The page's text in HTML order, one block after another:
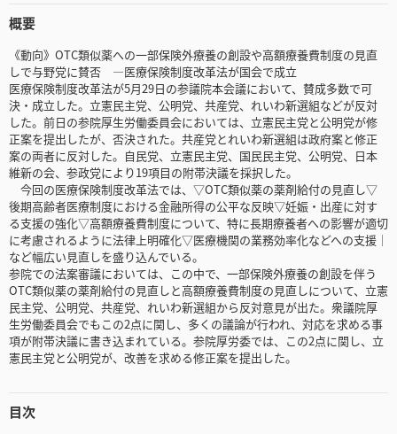
概要
《動向》OTC類似薬への一部保険外療養の創設や高額療養費制度の見直
しで与野党に賛否 ―医療保険制度改革法が国会で成立
医療保険制度改革法が5月29日の参議院本会議において、賛成多数で可
決・成立した。立憲民主党、公明党、共産党、れいわ新選組などが反対
した。前日の参院厚生労働委員会においては、立憲民主党と公明党が修
正案を提出したが、否決された。共産党とれいわ新選組は政府案と修正
案の両者に反対した。自民党、立憲民主党、国民民主党、公明党、日本
維新の会、参政党により19項目の附帯決議を採択した。
今回の医療保険制度改革法では、▽OTC類似薬の薬剤給付の見直し▽
後期高齢者医療制度における金融所得の公平な反映▽妊娠・出産に対す
る支援の強化▽高額療養費制度について、特に長期療養者への影響が適切
に考慮されるように法律上明確化▽医療機関の業務効率化などへの支援│
など幅広い見直しを盛り込んでいる。
参院での法案審議においては、この中で、一部保険外療養の創設を伴う
OTC類似薬の薬剤給付の見直しと高額療養費制度の見直しについて、立憲
民主党、公明党、共産党、れいわ新選組から反対意見が出た。衆議院厚
生労働委員会でもこの2点に関し、多くの議論が行われ、対応を求める事
項が附帯決議に書き込まれている。参院厚労委では、この2点に関し、立
憲民主党と公明党が、改善を求める修正案を提出した。
目次